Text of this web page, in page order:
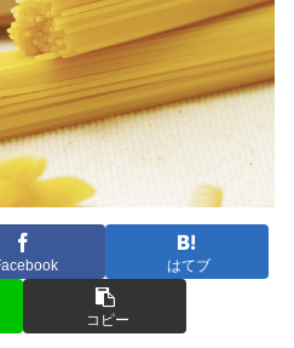
はてブ
コピー